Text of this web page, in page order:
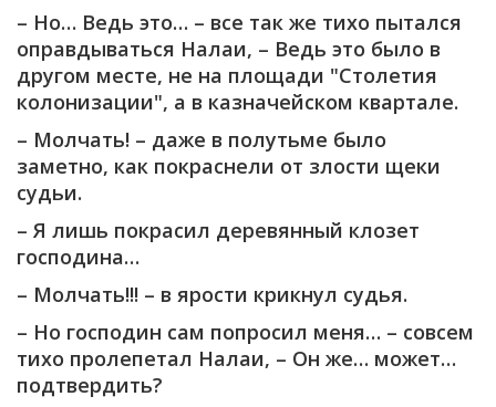
– Но… Ведь это… – все так же тихо пытался
оправдываться Налаи, – Ведь это было в
другом месте, не на площади "Столетия
колонизации", а в казначейском квартале.
– Молчать! – даже в полутьме было
заметно, как покраснели от злости щеки
судьи.
– Я лишь покрасил деревянный клозет
господина…
– Молчать!!! – в ярости крикнул судья.
– Но господин сам попросил меня… – совсем
тихо пролепетал Налаи, – Он же… может…
подтвердить?